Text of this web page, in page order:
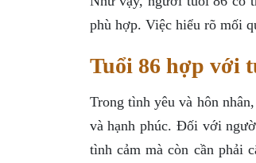
phù hợp. Việc hiểu rõ mối
Tuổi 86 hợp với
Trong tình yêu và hôn
và hạnh phúc. Đối với
tình cảm mà còn cần phải